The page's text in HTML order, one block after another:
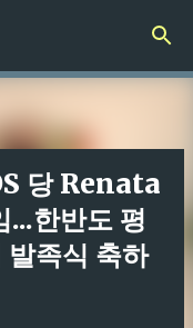
기
당 Renata
한반도 평
발족식 축하